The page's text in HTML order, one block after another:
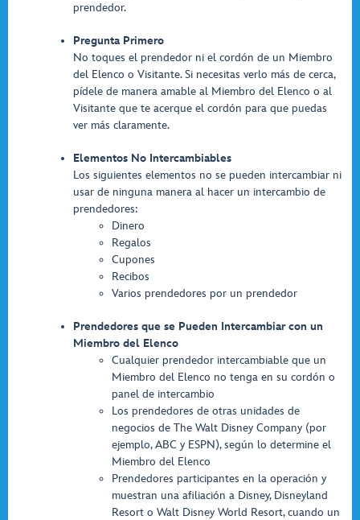
prendedor.
Pregunta Primero
No toques el prendedor ni el cordón de un Miembro
del Elenco o Visitante. Si necesitas verlo más de cerca,
pídele de manera amable al Miembro del Elenco o al
Visitante que te acerque el cordón para que puedas
ver más claramente.
Elementos No Intercambiables
Los siguientes elementos no se pueden intercambiar ni
usar de ninguna manera al hacer un intercambio de
prendedores:
Dinero
Regalos
Cupones
Recibos
Varios prendedores por un prendedor
Prendedores que se Pueden Intercambiar con un
Miembro del Elenco
Cualquier prendedor intercambiable que un
Miembro del Elenco no tenga en su cordón o
panel de intercambio
Los prendedores de otras unidades de
negocios de The Walt Disney Company (por
ejemplo, ABC y ESPN), según lo determine el
Miembro del Elenco
Prendedores participantes en la operación y
muestran una afiliación a Disney, Disneyland
Resort o Walt Disney World Resort, cuando un